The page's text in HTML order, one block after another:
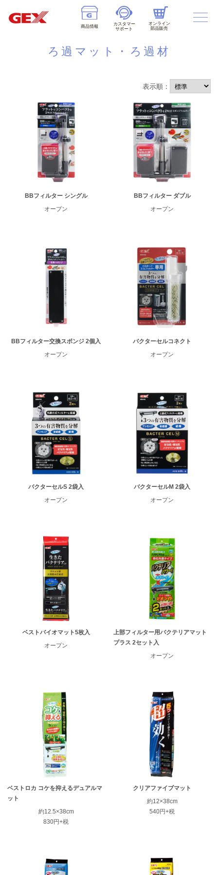
商品情報
カスタマー
サポート
オンライン
部品販売
ろ過マット・ろ過材
表示順：
BBフィルター シングル
オープン
BBフィルター ダブル
オープン
BBフィルター交換スポンジ 2個入
オープン
バクターセルコネクト
オープン
バクターセルS 2袋入
オープン
バクターセルM 2袋入
オープン
ベストバイオマット5枚入
オープン
上部フィルター用バクテリアマット
プラス 2セット入
オープン
ベストロカ コケを抑えるデュアルマ
ット
約12.5×38cm
830円+税
クリアファイブマット
約12×38cm
540円+税